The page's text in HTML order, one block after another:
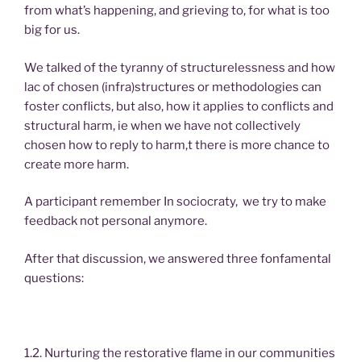
from what’s happening, and grieving to, for what is too
big for us.
We talked of the tyranny of structurelessness and how
lac of chosen (infra)structures or methodologies can
foster conflicts, but also, how it applies to conflicts and
structural harm, ie when we have not collectively
chosen how to reply to harm,t there is more chance to
create more harm.
A participant remember In sociocraty, we try to make
feedback not personal anymore.
After that discussion, we answered three fonfamental
questions:
1.2. Nurturing the restorative flame in our communities